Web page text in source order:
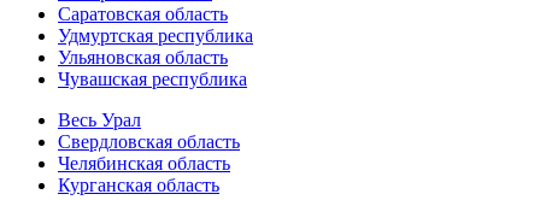
Саратовская область
Удмуртская республика
Ульяновская область
Чувашская республика
Весь Урал
Свердловская область
Челябинская область
Курганская область